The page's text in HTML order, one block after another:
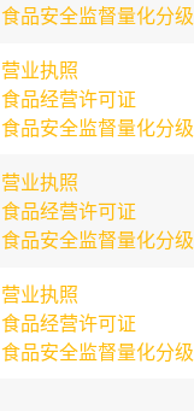
食品安全监督量化分级
营业执照
食品经营许可证
食品安全监督量化分级
营业执照
食品经营许可证
食品安全监督量化分级
营业执照
食品经营许可证
食品安全监督量化分级